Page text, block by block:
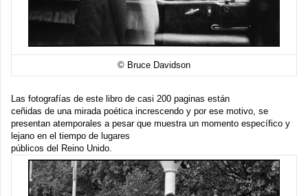
© Bruce Davidson
Las fotografías de este libro de casi 200 paginas están
ceñidas de una mirada poética increscendo y por ese motivo, se
presentan atemporales a pesar que muestra un momento específico y
lejano en el tiempo de lugares
públicos del Reino Unido.